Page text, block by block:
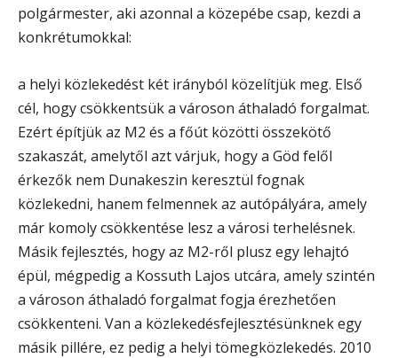
polgármester, aki azonnal a közepébe csap, kezdi a
konkrétumokkal:
a helyi közlekedést két irányból közelítjük meg. Első
cél, hogy csökkentsük a városon áthaladó forgalmat.
Ezért építjük az M2 és a főút közötti összekötő
szakaszát, amelytől azt várjuk, hogy a Göd felől
érkezők nem Dunakeszin keresztül fognak
közlekedni, hanem felmennek az autópályára, amely
már komoly csökkentése lesz a városi terhelésnek.
Másik fejlesztés, hogy az M2-ről plusz egy lehajtó
épül, mégpedig a Kossuth Lajos utcára, amely szintén
a városon áthaladó forgalmat fogja érezhetően
csökkenteni. Van a közlekedésfejlesztésünknek egy
másik pillére, ez pedig a helyi tömegközlekedés. 2010